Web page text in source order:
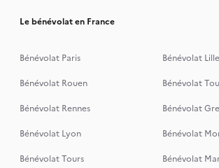
Le bénévolat en France
Bénévolat Paris
Bénévolat Lille
Bénévolat Rouen
Bénévolat
Bénévolat Rennes
Bénévolat
Bénévolat Lyon
Bénévolat
Bénévolat Tours
Bénévolat